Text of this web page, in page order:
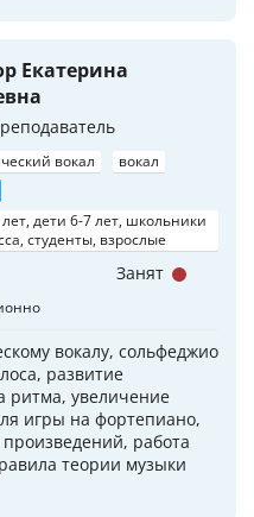
Екатерина
вокал
вокал
дети 6-7 лет, школьники
студенты, взрослые
вокалу, сольфеджио
развитие
ритма, увеличение
игры на фортепиано,
работа
теории музыки
Занят